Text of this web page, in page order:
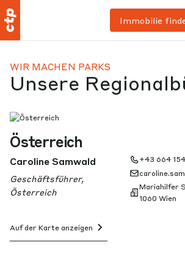
Immobilie
WIR MACHEN PARKS
Unsere
Österreich
Caroline Samwald
Geschäftsführer,
Österreich
+43 664
Mariahilfer
1060 Wien
Auf der Karte anzeigen